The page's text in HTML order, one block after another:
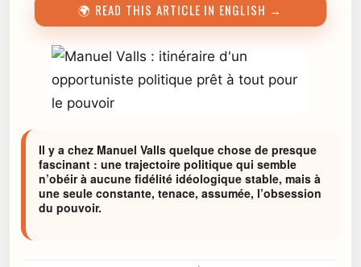
🌍 READ THIS ARTICLE IN ENGLISH →
Il y a chez Manuel Valls quelque chose de presque
fascinant : une trajectoire politique qui semble
n’obéir à aucune fidélité idéologique stable, mais à
une seule constante, tenace, assumée, l’obsession
du pouvoir.